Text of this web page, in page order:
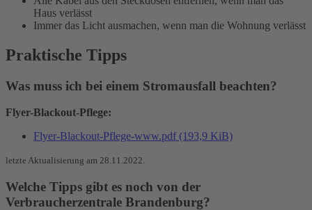
Haus verlässt
Immer das Licht ausmachen, wenn man die Wohnung verlässt
Praktische Tipps
Was muss ich bei einem Stromausfall beachten?
Flyer-Blackout-Pflege:
Flyer-Blackout-Pflege-www.pdf (193,9 KiB)
letzte Aktualisierung am 28.11.2022.
Welche Tipps gibt es noch von der
Verbraucherzentrale Brandenburg?